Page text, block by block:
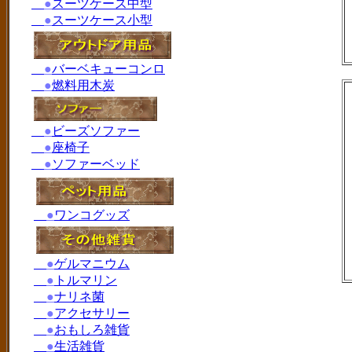
●スーツケース中型
●スーツケース小型
●バーベキューコンロ
●燃料用木炭
● ビーズソファー
●座椅子
●ソファーベッド
●ワンコグッズ
●ゲルマニウム
● トルマリン
●ナリネ菌
●アクセサリー
●おもしろ雑貨
●生活雑貨